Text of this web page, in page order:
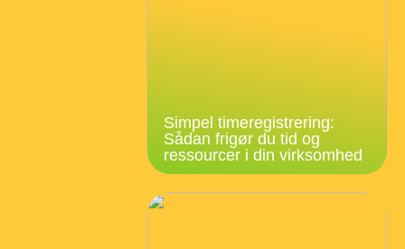
Simpel timeregistrering:
Sådan frigør du tid og
ressourcer i din virksomhed